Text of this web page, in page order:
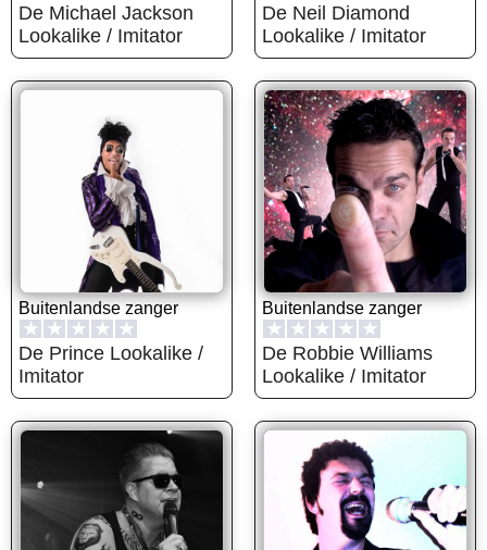
De Michael Jackson
Lookalike / Imitator
De Neil Diamond
Lookalike / Imitator
Buitenlandse zanger
★ ★ ★ ★ ★
De Prince Lookalike /
Imitator
Buitenlandse zanger
★ ★ ★ ★ ★
De Robbie Williams
Lookalike / Imitator